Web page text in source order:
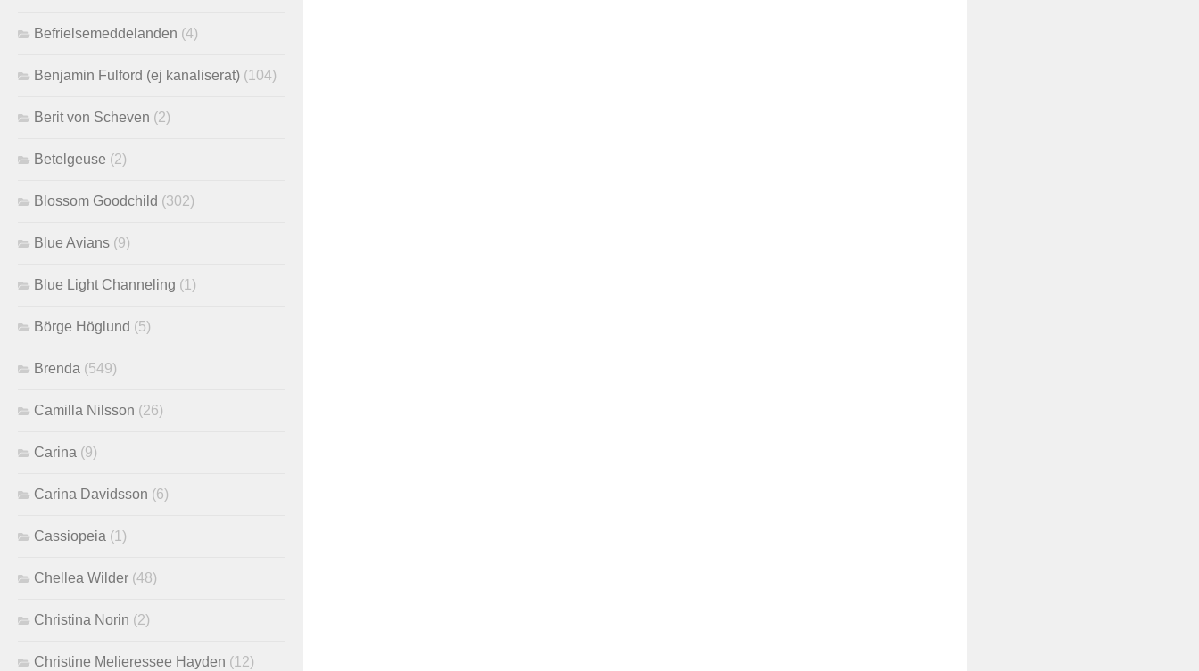
Befrielsemeddelanden (4)
Benjamin Fulford (ej kanaliserat) (104)
Berit von Scheven (2)
Betelgeuse (2)
Blossom Goodchild (302)
Blue Avians (9)
Blue Light Channeling (1)
Börge Höglund (5)
Brenda (549)
Camilla Nilsson (26)
Carina (9)
Carina Davidsson (6)
Cassiopeia (1)
Chellea Wilder (48)
Christina Norin (2)
Christine Melieressee Hayden (12)